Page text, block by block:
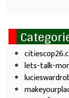
lets-talk-